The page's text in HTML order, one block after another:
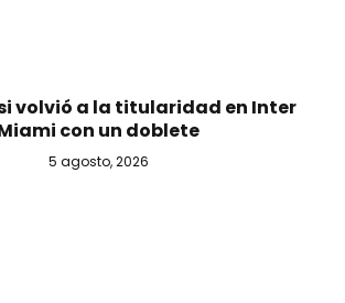
volvió a la titularidad en Inter
con un doblete
5 agosto, 2026